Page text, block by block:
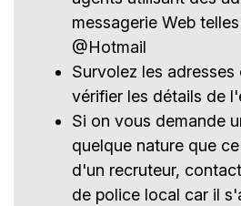
messagerie Web
@Hotmail
Survolez les adresses
vérifier les détails de
Si on vous demande
quelque nature que
d'un recruteur,
de police local car il